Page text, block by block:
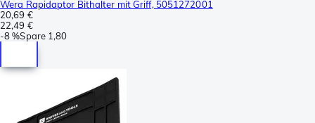
Wera Rapidaptor Bithalter mit Griff, 5051272001
20,69 €
22,49 €
-8 %Spare 1,80